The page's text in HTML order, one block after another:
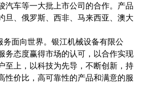
汽车等一大批上市公司的合作。产品
旦、俄罗斯、西非、马来西亚、澳大
务面向世界。银江机械设备有限公
务态度赢得市场的认可，以合作实现
至上，以科技为先导，不断创新，持
性价比，高可靠性的产品和满意的服